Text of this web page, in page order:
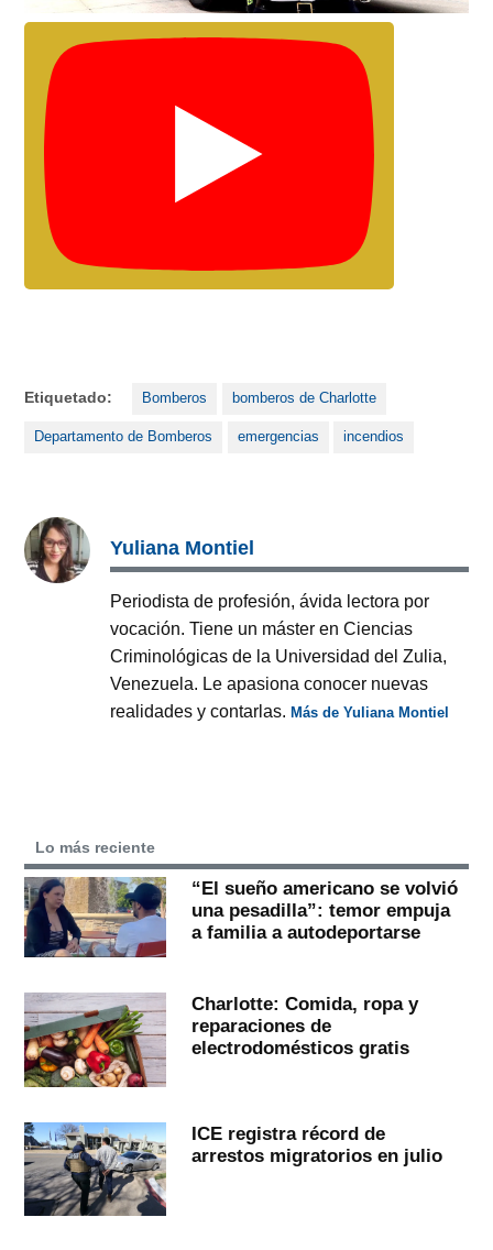
Etiquetado: Bomberos bomberos de Charlotte
Departamento de Bomberos emergencias incendios
Yuliana Montiel
Periodista de profesión, ávida lectora por
vocación. Tiene un máster en Ciencias
Criminológicas de la Universidad del Zulia,
Venezuela. Le apasiona conocer nuevas
realidades y contarlas.Más de Yuliana Montiel
Lo más reciente
“El sueño americano se volvió
una pesadilla”: temor empuja
a familia a autodeportarse
Charlotte: Comida, ropa y
reparaciones de
electrodomésticos gratis
ICE registra récord de
arrestos migratorios en julio